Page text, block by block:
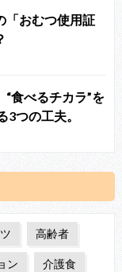
「おむつ使用証
食べるチカラ”を
3つの工夫。
高齢者
ン 介護食